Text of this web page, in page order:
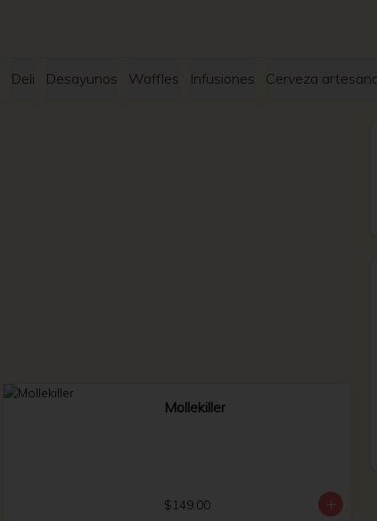
Deli Desayunos Waffles Infusiones Cerveza
Mollekiller
$149.00